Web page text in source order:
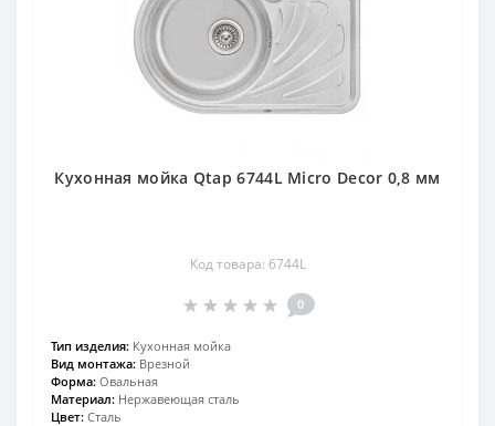
Кухонная мойка Qtap 6744L Micro Decor 0,8 мм
Код товара: 6744L
0
Тип изделия: Кухонная мойка
Вид монтажа: Врезной
Форма: Овальная
Материал: Нержавеющая сталь
Цвет: Сталь